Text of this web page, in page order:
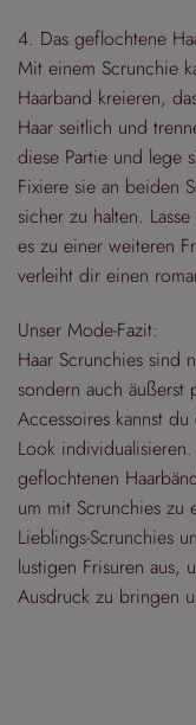
4. Das geflochtene
Mit einem Scrunchie
Haarband kreieren,
Haar seitlich und
diese Partie und lege
Fixiere sie an beiden
sicher zu halten.
es zu einer weiteren
verleiht dir einen
Unser Mode-Fazit:
Haar Scrunchies sind
sondern auch
Accessoires kannst
Look
geflochtenen
um mit Scrunchies zu
Lieblings-Scrunchies
lustigen Frisuren aus,
Ausdruck zu bringen